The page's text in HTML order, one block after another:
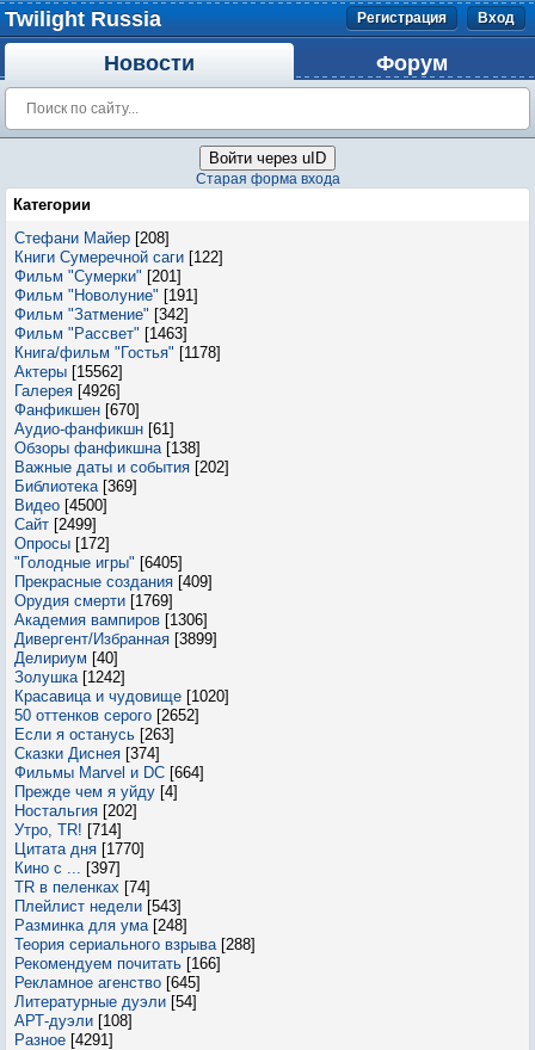
Twilight Russia Регистрация Вход
Новости Форум
Войти через uID
Старая форма входа
Категории
Стефани Майер [208]
Книги Сумеречной саги [122]
Фильм "Сумерки" [201]
Фильм "Новолуние" [191]
Фильм "Затмение" [342]
Фильм "Рассвет" [1463]
Книга/фильм "Гостья" [1178]
Актеры [15562]
Галерея [4926]
Фанфикшен [670]
Аудио-фанфикшн [61]
Обзоры фанфикшна [138]
Важные даты и события [202]
Библиотека [369]
Видео [4500]
Сайт [2499]
Опросы [172]
"Голодные игры" [6405]
Прекрасные создания [409]
Орудия смерти [1769]
Академия вампиров [1306]
Дивергент/Избранная [3899]
Делириум [40]
Золушка [1242]
Красавица и чудовище [1020]
50 оттенков серого [2652]
Если я останусь [263]
Сказки Диснея [374]
Фильмы Marvel и DC [664]
Прежде чем я уйду [4]
Ностальгия [202]
Утро, TR! [714]
Цитата дня [1770]
Кино с ... [397]
TR в пеленках [74]
Плейлист недели [543]
Разминка для ума [248]
Теория сериального взрыва [288]
Рекомендуем почитать [166]
Рекламное агенство [645]
Литературные дуэли [54]
АРТ-дуэли [108]
Разное [4291]